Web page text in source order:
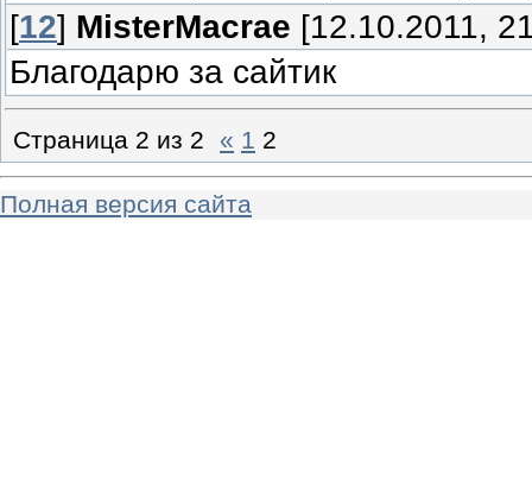
[12] MisterMacrae [12.10.2011,
Благодарю за сайтик
Страница 2 из 2 « 1 2
Полная версия сайта